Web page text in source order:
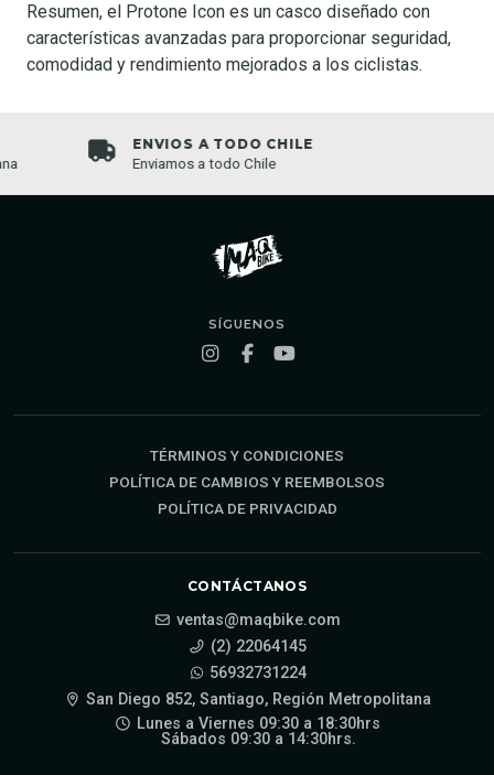
Resumen, el Protone Icon es un casco diseñado con
características avanzadas para proporcionar seguridad,
comodidad y rendimiento mejorados a los ciclistas.
ENVIOS A TODO CHILE
Enviamos a todo Chile
SÍGUENOS
TÉRMINOS Y CONDICIONES
POLÍTICA DE CAMBIOS Y REEMBOLSOS
POLÍTICA DE PRIVACIDAD
CONTÁCTANOS
ventas@maqbike.com
(2) 22064145
56932731224
San Diego 852, Santiago, Región Metropolitana
Lunes a Viernes 09:30 a 18:30hrs
Sábados 09:30 a 14:30hrs.